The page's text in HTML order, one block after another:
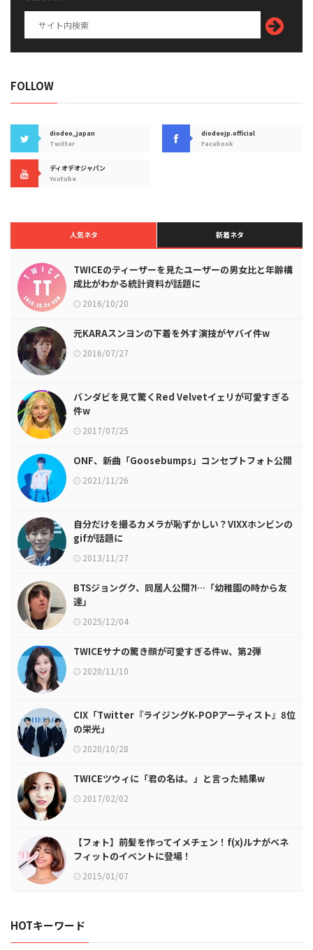
FOLLOW
diodeo_japan
Twitter
diodeojp.official
Facebook
ディオデオジャパン
Youtube
人気ネタ 新着ネタ
TWICEのティーザーを見たユーザーの男女比と年齢構
成比がわかる統計資料が話題に
2016/10/20
元KARAスンヨンの下着を外す演技がヤバイ件w
2016/07/27
バンダビを見て驚くRed Velvetイェリが可愛すぎる
件w
2017/07/25
ONF、新曲「Goosebumps」コンセプトフォト公開
2021/11/26
自分だけを撮るカメラが恥ずかしい？VIXXホンビンの
gifが話題に
2013/11/27
BTSジョングク、同居人公開⁈…「幼稚園の時から友
達」
2025/12/04
TWICEサナの驚き顔が可愛すぎる件w、第2弾
2020/11/10
CIX「Twitter『ライジングK-POPアーティスト』8位
の栄光」
2020/10/28
TWICEツウィに「君の名は。」と言った結果w
2017/02/02
【フォト】前髪を作ってイメチェン！f(x)ルナがベネ
フィットのイベントに登場！
2015/01/07
HOTキーワード